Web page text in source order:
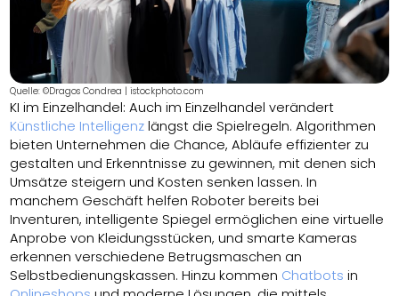
Quelle: ©Dragos Condrea | istockphoto.com
KI im Einzelhandel: Auch im Einzelhandel verändert
Künstliche Intelligenz längst die Spielregeln. Algorithmen
bieten Unternehmen die Chance, Abläufe effizienter zu
gestalten und Erkenntnisse zu gewinnen, mit denen sich
Umsätze steigern und Kosten senken lassen. In
manchem Geschäft helfen Roboter bereits bei
Inventuren, intelligente Spiegel ermöglichen eine virtuelle
Anprobe von Kleidungsstücken, und smarte Kameras
erkennen verschiedene Betrugsmaschen an
Selbstbedienungskassen. Hinzu kommen Chatbots in